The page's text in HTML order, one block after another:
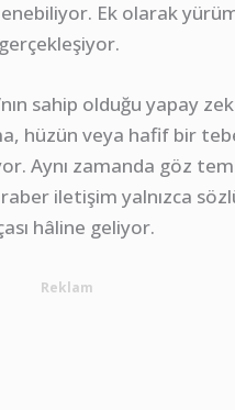
Ek olarak
sahip olduğu yapay
hüzün veya hafif bir
Aynı zamanda göz
iletişim yalnızca
hâline geliyor.
Reklam